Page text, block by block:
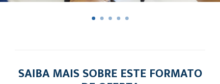
SAIBA MAIS SOBRE ESTE FORMATO